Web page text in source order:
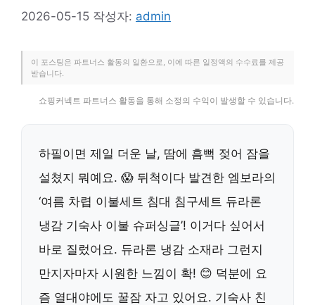
2026-05-15 작성자: admin
이 포스팅은 파트너스 활동의 일환으로, 이에 따른 일정액의 수수료를 제공
받습니다.
쇼핑커넥트 파트너스 활동을 통해 소정의 수익이 발생할 수 있습니다.
하필이면 제일 더운 날, 땀에 흠뻑 젖어 잠을
설쳤지 뭐예요. 😱 뒤척이다 발견한 엠보라의
‘여름 차렵 이불세트 침대 침구세트 듀라론
냉감 기숙사 이불 슈퍼싱글’! 이거다 싶어서
바로 질렀어요. 듀라론 냉감 소재라 그런지
만지자마자 시원한 느낌이 확! 😊 덕분에 요
즘 열대야에도 꿀잠 자고 있어요. 기숙사 친